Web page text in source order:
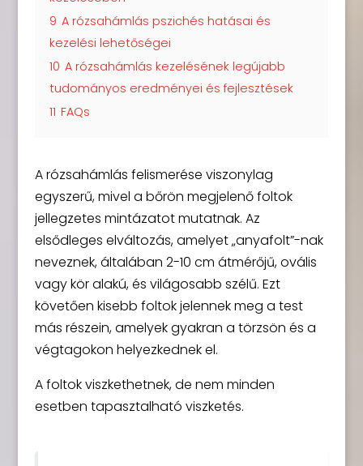
9 A rózsahámlás pszichés hatásai és
kezelési lehetőségei
10 A rózsahámlás kezelésének legújabb
tudományos eredményei és fejlesztések
11 FAQs
A rózsahámlás felismerése viszonylag
egyszerű, mivel a bőrön megjelenő foltok
jellegzetes mintázatot mutatnak. Az
elsődleges elváltozás, amelyet „anyafolt”-nak
neveznek, általában 2-10 cm átmérőjű, ovális
vagy kör alakú, és világosabb szélű. Ezt
követően kisebb foltok jelennek meg a test
más részein, amelyek gyakran a törzsön és a
végtagokon helyezkednek el.
A foltok viszkethetnek, de nem minden
esetben tapasztalható viszketés.